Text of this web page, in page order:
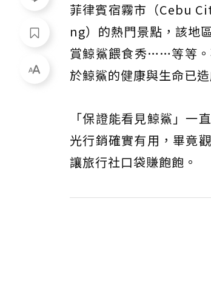
菲律賓宿霧市（Cebu
ng）的熱門景點，該地
賞鯨鯊餵食秀……等等。
於鯨鯊的健康與生命已
「保證能看見鯨鯊」一
光行銷確實有用，畢竟
讓旅行社口袋賺飽飽。